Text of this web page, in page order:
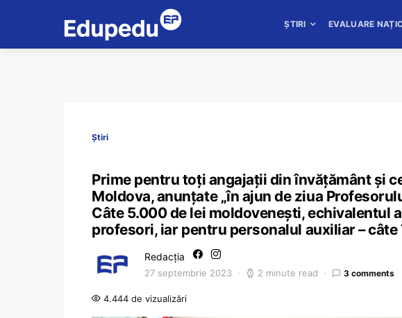
ȘTIRI EVALUARE
Știri
Prime pentru toți angajații din învățământ și
Moldova, anunțate „în ajun de ziua
Câte 5.000 de lei moldovenești, echivalentul
profesori, iar pentru personalul auxiliar – câte
Redacția
27 septembrie 2023 2 minute read 3 comments
4.444 de vizualizări